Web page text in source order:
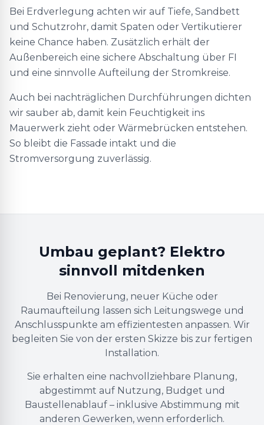
Bei Erdverlegung achten wir auf Tiefe, Sandbett
und Schutzrohr, damit Spaten oder Vertikutierer
keine Chance haben. Zusätzlich erhält der
Außenbereich eine sichere Abschaltung über FI
und eine sinnvolle Aufteilung der Stromkreise.
Auch bei nachträglichen Durchführungen dichten
wir sauber ab, damit kein Feuchtigkeit ins
Mauerwerk zieht oder Wärmebrücken entstehen.
So bleibt die Fassade intakt und die
Stromversorgung zuverlässig.
Umbau geplant? Elektro
sinnvoll mitdenken
Bei Renovierung, neuer Küche oder
Raumaufteilung lassen sich Leitungswege und
Anschlusspunkte am effizientesten anpassen. Wir
begleiten Sie von der ersten Skizze bis zur fertigen
Installation.
Sie erhalten eine nachvollziehbare Planung,
abgestimmt auf Nutzung, Budget und
Baustellenablauf – inklusive Abstimmung mit
anderen Gewerken, wenn erforderlich.